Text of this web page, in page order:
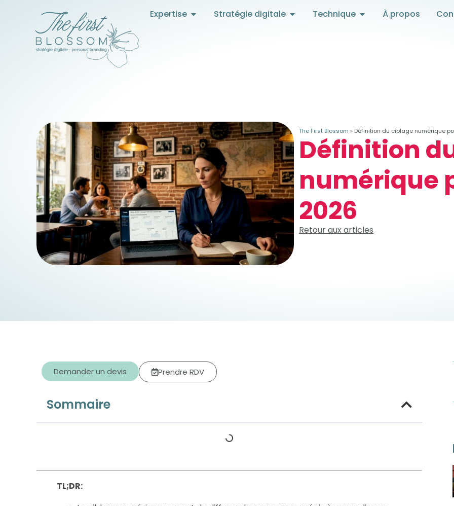
Expertise Stratégie digitale Technique À propos
The First Blossom » Définition du ciblage numérique
Définition
numérique
2026
Retour aux articles
Demander un devis Prendre RDV
Sommaire
TL;DR: